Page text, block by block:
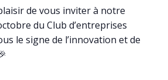
de vous inviter à notre
du Club d’entreprises
le signe de l’innovation et de